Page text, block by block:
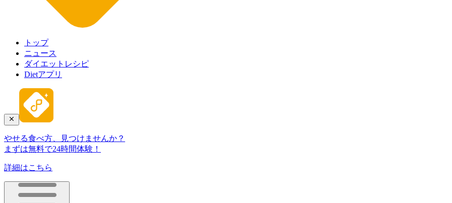
トップ
ニュース
ダイエットレシピ
Dietアプリ
やせる食べ方、見つけませんか？
まずは無料で24時間体験！
詳細はこちら